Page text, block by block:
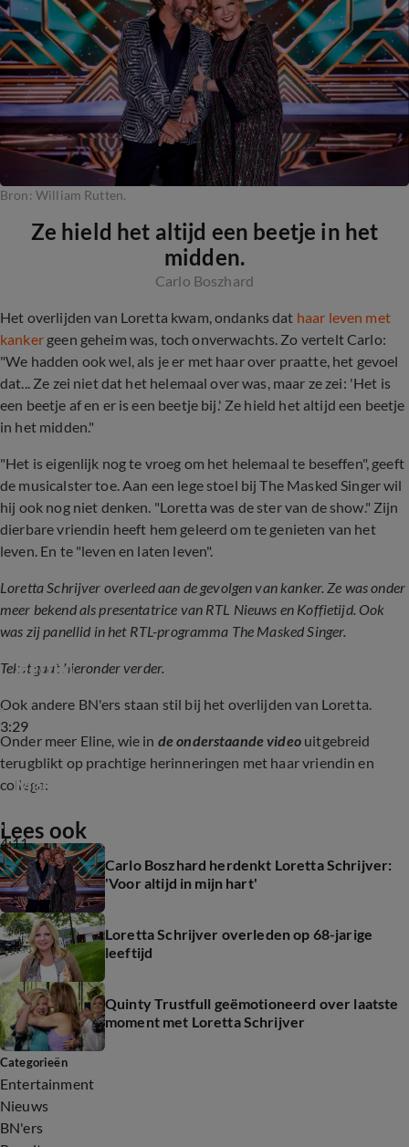
Bron: William Rutten.
Ze hield het altijd een beetje in het
midden.
Carlo Boszhard
Het overlijden van Loretta kwam, ondanks dat haar leven met
kanker geen geheim was, toch onverwachts. Zo vertelt Carlo:
"We hadden ook wel, als je er met haar over praatte, het gevoel
dat... Ze zei niet dat het helemaal over was, maar ze zei: 'Het is
een beetje af en er is een beetje bij.' Ze hield het altijd een beetje
in het midden."
"Het is eigenlijk nog te vroeg om het helemaal te beseffen", geeft
de musicalster toe. Aan een lege stoel bij The Masked Singer wil
hij ook nog niet denken. "Loretta was de ster van de show." Zijn
dierbare vriendin heeft hem geleerd om te genieten van het
leven. En te "leven en laten leven".
Loretta Schrijver overleed aan de gevolgen van kanker. Ze was onder
meer bekend als presentatrice van RTL Nieuws en Koffietijd. Ook
was zij panellid in het RTL-programma The Masked Singer.
Tekst gaat hieronder verder.
3:29
Loretta Schrijver is overleden op 68-jarige
leeftijd
Ook andere BN'ers staan stil bij het overlijden van Loretta.
Onder meer Eline, wie in de onderstaande videouitgebreid
terugblikt op prachtige herinneringen met haar vriendin en
collega:
4:11
Mooie herinneringen aan Loretta Schrijver
Lees ook
Carlo Boszhard herdenkt Loretta Schrijver:
'Voor altijd in mijn hart'
Loretta Schrijver overleden op 68-jarige
leeftijd
Quinty Trustfull geëmotioneerd over laatste
moment met Loretta Schrijver
Categorieën
Entertainment
Nieuws
BN'ers